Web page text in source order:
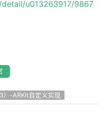
u013263917/9867
）-ARKit自定义实现